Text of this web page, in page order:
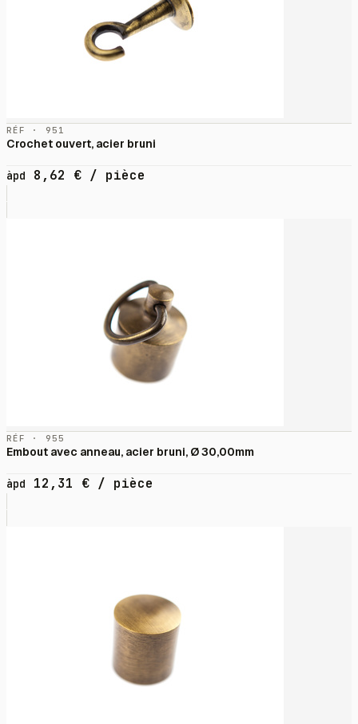
RÉF · 951
Crochet ouvert, acier bruni
àpd 8,62 € / pièce
RÉF · 955
Embout avec anneau, acier bruni, Ø 30,00mm
àpd 12,31 € / pièce